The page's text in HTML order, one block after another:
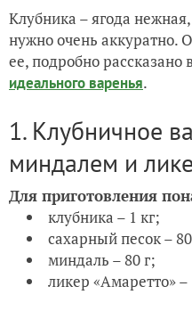
Клубника – ягода
нужно очень аккуратно.
ее, подробно рассказано
идеального варенья.
1. Клубничное
миндалем и
Для приготовления
клубника – 1 кг;
сахарный песок –
миндаль – 80 г;
ликер «Амаретто» –